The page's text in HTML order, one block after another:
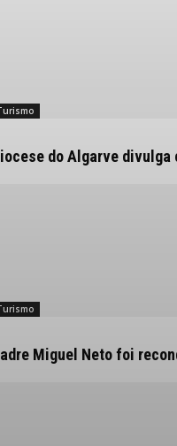
do Algarve divulga
Miguel Neto foi